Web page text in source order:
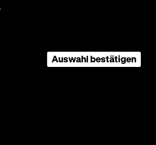
Auswahl bestätigen